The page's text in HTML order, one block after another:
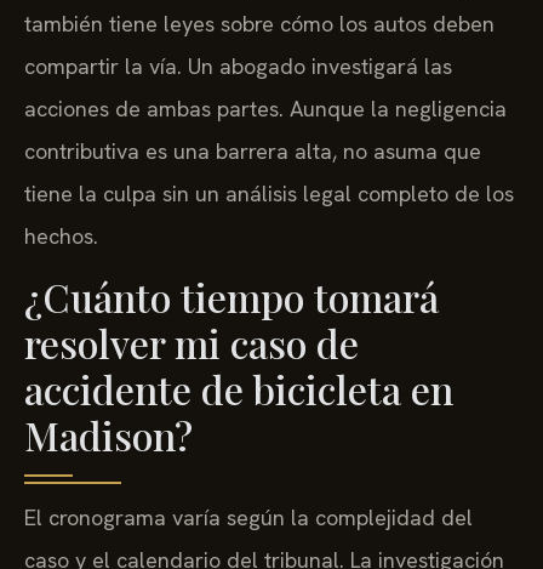
también tiene leyes sobre cómo los autos deben
compartir la vía. Un abogado investigará las
acciones de ambas partes. Aunque la negligencia
contributiva es una barrera alta, no asuma que
tiene la culpa sin un análisis legal completo de los
hechos.
¿Cuánto tiempo tomará
resolver mi caso de
accidente de bicicleta en
Madison?
El cronograma varía según la complejidad del
caso y el calendario del tribunal. La investigación